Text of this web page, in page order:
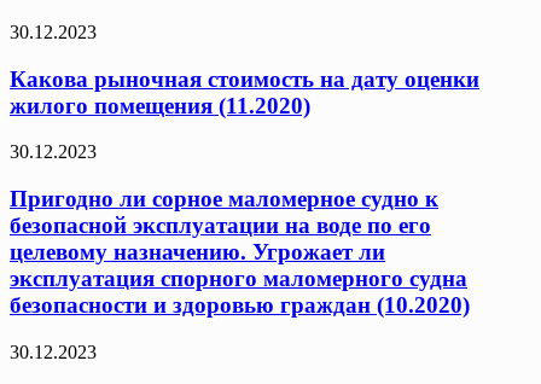
30.12.2023
Какова рыночная стоимость на дату оценки
жилого помещения (11.2020)
30.12.2023
Пригодно ли сорное маломерное судно к
безопасной эксплуатации на воде по его
целевому назначению. Угрожает ли
эксплуатация спорного маломерного судна
безопасности и здоровью граждан (10.2020)
30.12.2023